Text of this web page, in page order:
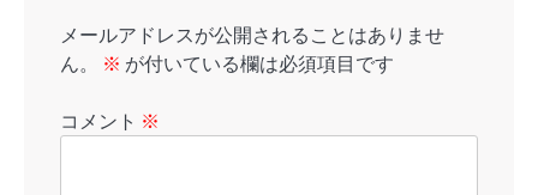
メールアドレスが公開されることはありませ
ん。
※ が付いている欄は必須項目です
コメント ※